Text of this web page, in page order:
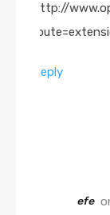
http://
Reply
efe